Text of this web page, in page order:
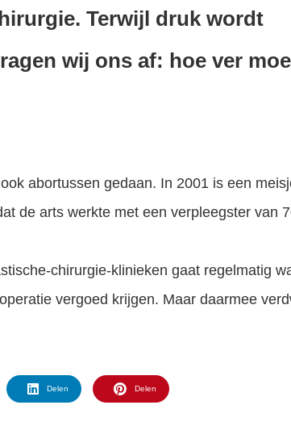
Terwijl druk wordt
wij ons af: hoe ver
abortussen gedaan. In 2001 is een
de arts werkte met een verpleegster van
chirurgie-klinieken gaat regelmatig
vergoed krijgen. Maar daarmee
Delen Delen